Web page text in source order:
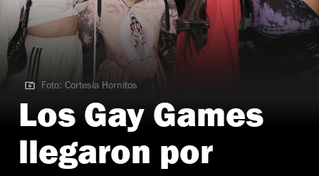
Foto: Cortesía Hornitos
Foto: Cortesía Hornitos
Los Gay Games
llegaron por